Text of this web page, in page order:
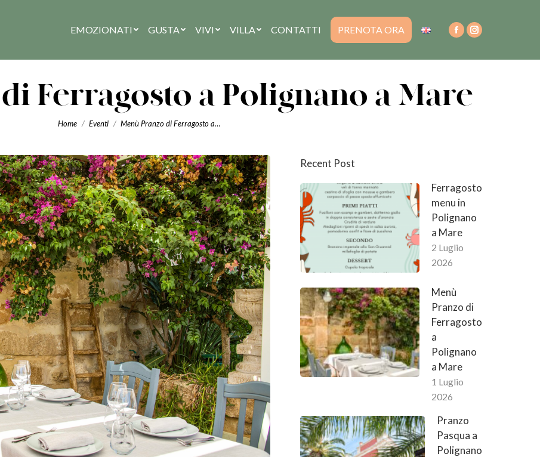
EMOZIONATI GUSTA VIVI VILLA CONTATTI PRENOTA ORA
Ferragosto a Polignano a Mare
You are here:
Home Eventi Menù Pranzo di Ferragosto a…
Recent Post
Ferragosto
menu in
Polignano
a Mare
2 Luglio
2026
Menù
Pranzo di
Ferragosto
a
Polignano
a Mare
1 Luglio
2026
Pranzo
Pasqua a
Polignano